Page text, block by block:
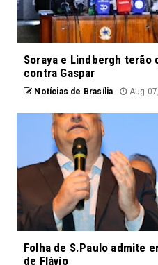
Soraya e Lindbergh terão
contra Gaspar
Notícias de Brasília Aug
Folha de S.Paulo admite
de Flávio